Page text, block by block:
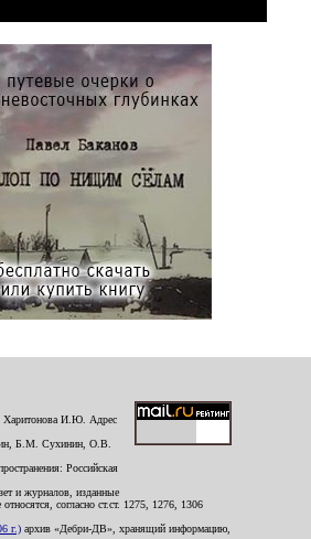
Харитонова И.Ю. Адрес
Б.М. Сухинин, О.В.
Российская
и журналов, изданные
согласно ст.ст. 1275, 1276, 1306
г.) архив «Дебри-ДВ», хранящий информацию,